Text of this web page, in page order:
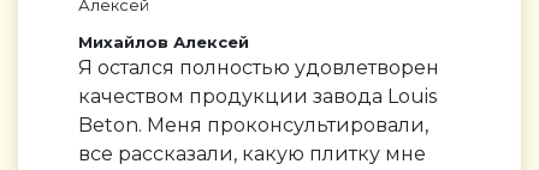
Михайлов Алексей
Я остался полностью удовлетворен
качеством продукции завода Louis
Beton. Меня проконсультировали,
все рассказали, какую плитку мне